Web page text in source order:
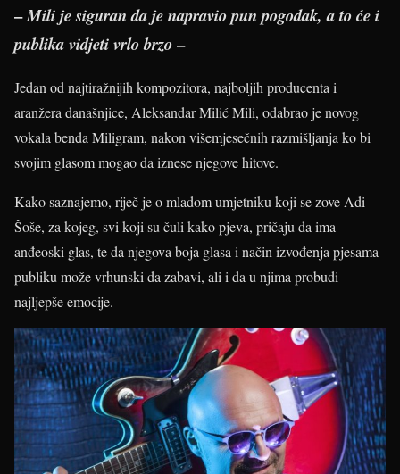
–Mili je siguran da je napravio pun pogodak, a to će i
publika vidjeti vrlo brzo–
Jedan od najtiražnijih kompozitora, najboljih producenta i
aranžera današnjice, Aleksandar Milić Mili, odabrao je novog
vokala benda Miligram, nakon višemjesečnih razmišljanja ko bi
svojim glasom mogao da iznese njegove hitove.
Kako saznajemo, riječ je o mladom umjetniku koji se zove Adi
Šoše, za kojeg, svi koji su čuli kako pjeva, pričaju da ima
anđeoski glas, te da njegova boja glasa i način izvođenja pjesama
publiku može vrhunski da zabavi, ali i da u njima probudi
najljepše emocije.